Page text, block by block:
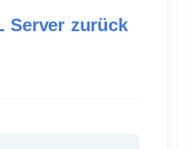
Server zurück